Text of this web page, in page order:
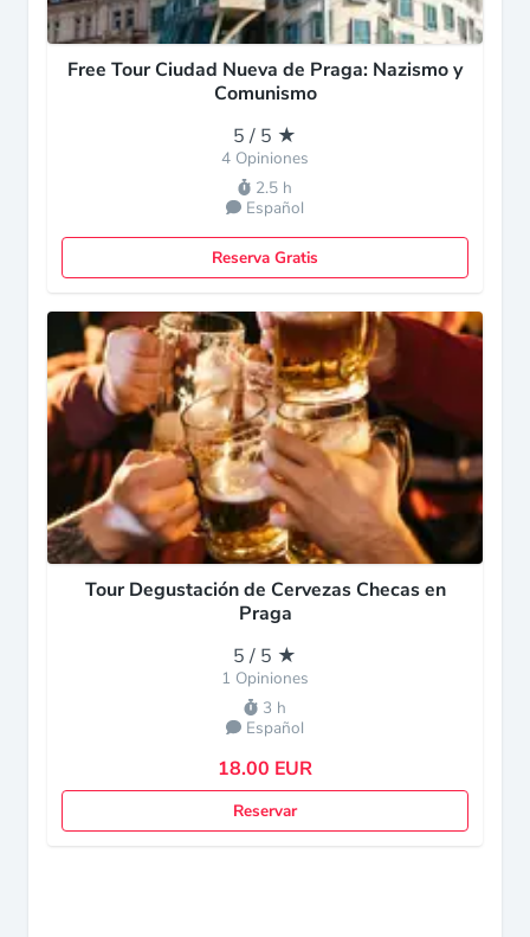
Free Tour Ciudad Nueva de Praga: Nazismo y
Comunismo
5 / 5 ★
4 Opiniones
2.5 h
Español
Reserva Gratis
Tour Degustación de Cervezas Checas en
Praga
5 / 5 ★
1 Opiniones
3 h
Español
18.00 EUR
Reservar